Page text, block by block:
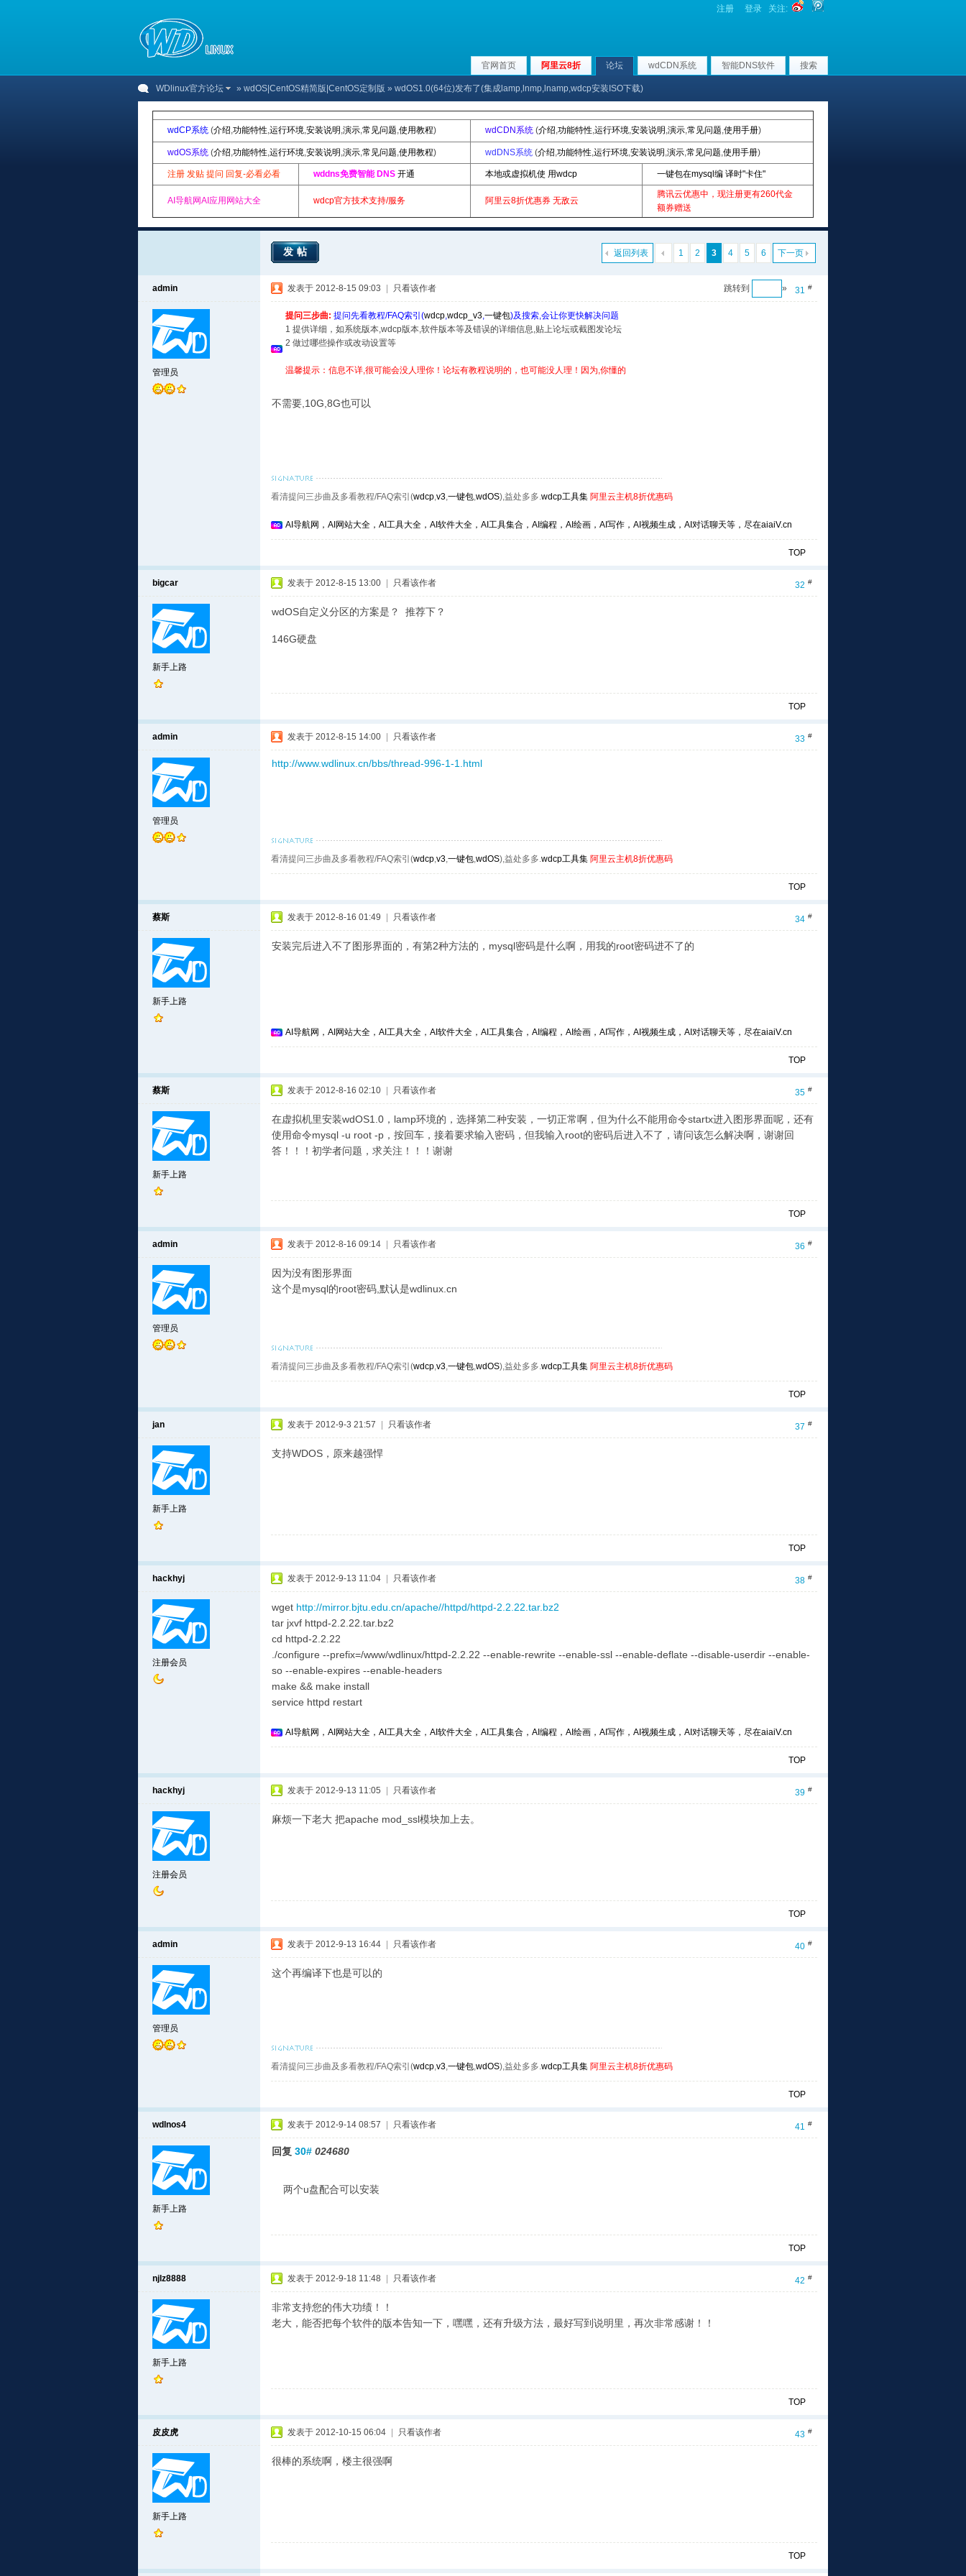
注册 登录 关注:
官网首页 阿里云8折 论坛 wdCDN系统 智能DNS软件 搜索
WDlinux官方论坛 » wdOS|CentOS精简版|CentOS定制版 » wdOS1.0(64位)发布了(集成lamp,lnmp,lnamp,wdcp安装ISO下载)
wdCP系统 (介绍,功能特性,运行环境,安装说明 ,演示,常见问题,使用教程) wdCDN系统 (介绍,功能特性,运行环境,安装说明 ,演示,常见问题,使用手册)
wdOS系统 (介绍,功能特性,运行环境,安装说明 ,演示,常见问题,使用教程) wdDNS系统 (介绍,功能特性,运行环境,安装说明 ,演示,常见问题,使用手册)
注册 发贴 提问 回复-必看必看 wddns免费智能 DNS 开通 本地或虚拟机使 用wdcp 一键包在mysql编 译时"卡住"
AI导航网AI应用网站大全 wdcp官方技术支持/服务 阿里云8折优惠券 无敌云
腾讯云优惠中，现注册更有260代金
额券赠送
1 2 3 4 5 6 下一页
返回列表
发帖
admin
管理员
31 #
跳转到 »
发表于 2012-8-15 09:03 只看该作者
提问三步曲: 提问先看教程/FAQ索引(wdcp,wdcp_v3,一键包)及搜索,会让你更快解决问题
1 提供详细，如系统版本,wdcp版本,软件版本等及错误的详细信息,贴上论坛或截图发论坛
2 做过哪些操作或改动设置等
温馨提示：信息不详,很可能会没人理你！论坛有教程说明的，也可能没人理！因为,你懂的
不需要,10G,8G也可以
看清提问三步曲及多看教程/FAQ索引(wdcp,v3,一键包,wdOS),益处多多.wdcp工具集 阿里云主机8折优惠码
AI导航网，AI网站大全，AI工具大全，AI软件大全，AI工具集合，AI编程，AI绘画，AI写作，AI视频生成，AI对话聊天等，尽在aiaiV.cn
TOP
bigcar
新手上路
32 #
发表于 2012-8-15 13:00 只看该作者
wdOS自定义分区的方案是？ 推荐下？
146G硬盘
TOP
admin
管理员
33 #
发表于 2012-8-15 14:00 只看该作者
http://www.wdlinux.cn/bbs/thread-996-1-1.html
看清提问三步曲及多看教程/FAQ索引(wdcp,v3,一键包,wdOS),益处多多.wdcp工具集 阿里云主机8折优惠码
TOP
蔡斯
新手上路
34 #
发表于 2012-8-16 01:49 只看该作者
安装完后进入不了图形界面的，有第2种方法的，mysql密码是什么啊，用我的root密码进不了的
AI导航网，AI网站大全，AI工具大全，AI软件大全，AI工具集合，AI编程，AI绘画，AI写作，AI视频生成，AI对话聊天等，尽在aiaiV.cn
TOP
蔡斯
新手上路
35 #
发表于 2012-8-16 02:10 只看该作者
在虚拟机里安装wdOS1.0，lamp环境的，选择第二种安装，一切正常啊，但为什么不能用命令startx进入图形界面呢，还有
使用命令mysql -u root -p，按回车，接着要求输入密码，但我输入root的密码后进入不了，请问该怎么解决啊，谢谢回
答！！！初学者问题，求关注！！！谢谢
TOP
admin
管理员
36 #
发表于 2012-8-16 09:14 只看该作者
因为没有图形界面
这个是mysql的root密码,默认是wdlinux.cn
看清提问三步曲及多看教程/FAQ索引(wdcp,v3,一键包,wdOS),益处多多.wdcp工具集 阿里云主机8折优惠码
TOP
jan
新手上路
37 #
发表于 2012-9-3 21:57 只看该作者
支持WDOS，原来越强悍
TOP
hackhyj
注册会员
38 #
发表于 2012-9-13 11:04 只看该作者
wget http://mirror.bjtu.edu.cn/apache//httpd/httpd-2.2.22.tar.bz2
tar jxvf httpd-2.2.22.tar.bz2
cd httpd-2.2.22
./configure --prefix=/www/wdlinux/httpd-2.2.22 --enable-rewrite --enable-ssl --enable-deflate --disable-userdir --enable-
so --enable-expires --enable-headers
make && make install
service httpd restart
AI导航网，AI网站大全，AI工具大全，AI软件大全，AI工具集合，AI编程，AI绘画，AI写作，AI视频生成，AI对话聊天等，尽在aiaiV.cn
TOP
hackhyj
注册会员
39 #
发表于 2012-9-13 11:05 只看该作者
麻烦一下老大 把apache mod_ssl模块加上去。
TOP
admin
管理员
40 #
发表于 2012-9-13 16:44 只看该作者
这个再编译下也是可以的
看清提问三步曲及多看教程/FAQ索引(wdcp,v3,一键包,wdOS),益处多多.wdcp工具集 阿里云主机8折优惠码
TOP
wdlnos4
新手上路
41 #
发表于 2012-9-14 08:57 只看该作者
回复 30# 024680
两个u盘配合可以安装
TOP
njlz8888
新手上路
42 #
发表于 2012-9-18 11:48 只看该作者
非常支持您的伟大功绩！！
老大，能否把每个软件的版本告知一下，嘿嘿，还有升级方法，最好写到说明里，再次非常感谢！！
TOP
皮皮虎
新手上路
43 #
发表于 2012-10-15 06:04 只看该作者
很棒的系统啊，楼主很强啊
TOP